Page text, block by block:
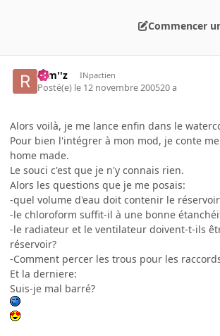
Commencer
rem''z INpactien
Posté(e) le 12 novembre 200520 a
Alors voilà, je me lance enfin dans le
Pour bien l'intégrer à mon mod, je conte
home made.
Le souci c'est que je n'y connais rien.
Alors les questions que je me posais:
-quel volume d'eau doit contenir le
-le chloroform suffit-il à une bonne
-le radiateur et le ventilateur doivent-t-ils
réservoir?
-Comment percer les trous pour les
Et la derniere:
Suis-je mal barré?